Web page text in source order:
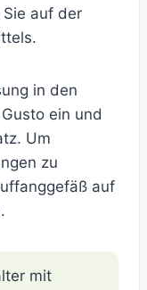
auf der
in den
ein und
Um
zu
auf
mit